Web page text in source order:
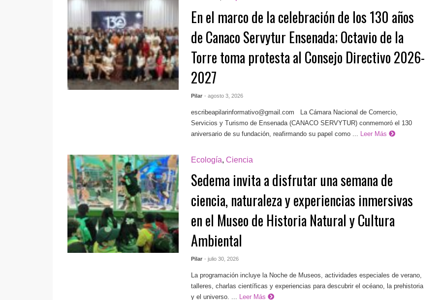
En el marco de la celebración de los 130 años
de Canaco Servytur Ensenada; Octavio de la
Torre toma protesta al Consejo Directivo 2026-
2027
Pilar - agosto 3, 2026
escribeapilarinformativo@gmail.com La Cámara Nacional de Comercio,
Servicios y Turismo de Ensenada (CANACO SERVYTUR) conmemoró el 130
aniversario de su fundación, reafirmando su papel como ...
Leer Más
Ecología, Ciencia
Sedema invita a disfrutar una semana de
ciencia, naturaleza y experiencias inmersivas
en el Museo de Historia Natural y Cultura
Ambiental
Pilar - julio 30, 2026
La programación incluye la Noche de Museos, actividades especiales de verano,
talleres, charlas científicas y experiencias para descubrir el océano, la prehistoria
y el universo. ...
Leer Más